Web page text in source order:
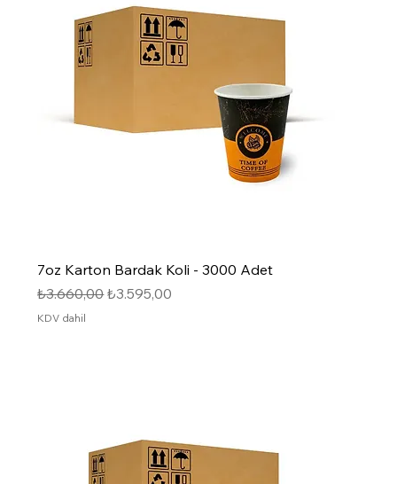
7oz Karton Bardak Koli - 3000 Adet
Normal Fiyat
₺3.660,00İndirimli Fiyat
₺3.595,00
KDV dahil